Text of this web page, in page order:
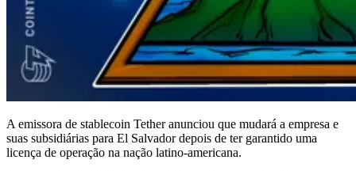
A emissora de stablecoin Tether anunciou que mudará a empresa e
suas subsidiárias para El Salvador depois de ter garantido uma
licença de operação na nação latino-americana.